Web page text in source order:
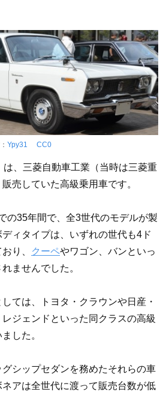
Ypy31 CC0
、三菱自動車工業（当時は三菱重
売していた高級乗用車です。
の35年間で、全3世代のモデルが製
ィタイプは、いずれの世代も4ド
り、 クーペやワゴン、バンといっ
ませんでした。
ては、トヨタ・クラウンや日産・
ジェンドといった同クラスの高級
した。
シップセダンを務めたそれらの車
アは全世代に渡って販売台数が低